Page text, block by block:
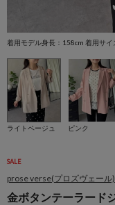
着用モデル身長：158cm 着用サイ
ライトベージュ ピンク
SALE
prose verse(プロズヴェール)
金ボタンテーラード